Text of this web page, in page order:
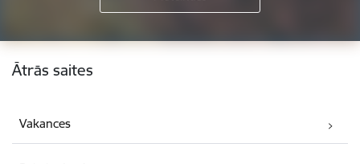
Kājene
Ātrās saites
Vakances